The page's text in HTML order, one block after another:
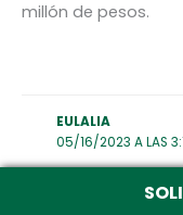
millón de pesos.
EULALIA
05/16/2023 A LAS